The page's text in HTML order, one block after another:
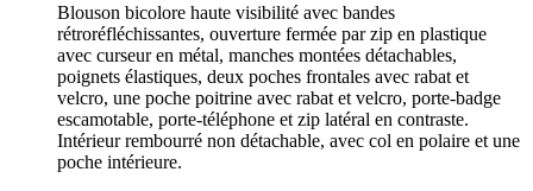
Blouson bicolore haute visibilité avec bandes
rétroréfléchissantes, ouverture fermée par zip en plastique
avec curseur en métal, manches montées détachables,
poignets élastiques, deux poches frontales avec rabat et
velcro, une poche poitrine avec rabat et velcro, porte-badge
escamotable, porte-téléphone et zip latéral en contraste.
Intérieur rembourré non détachable, avec col en polaire et une
poche intérieure.